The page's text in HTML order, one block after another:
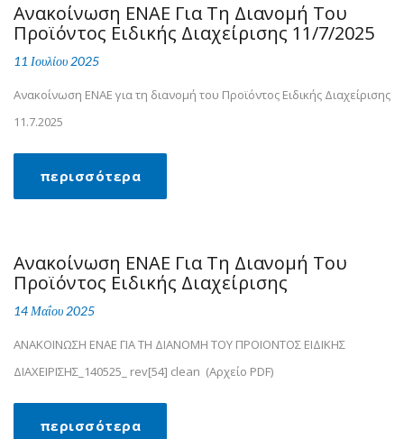
Ανακοίνωση ΕΝΑΕ Για Τη Διανομή Του
Προϊόντος Ειδικής Διαχείρισης 11/7/2025
11 Ιουλίου 2025
Ανακοίνωση ΕΝΑΕ για τη διανομή του Προϊόντος Ειδικής Διαχείρισης
11.7.2025
περισσότερα
Ανακοίνωση ΕΝΑΕ Για Τη Διανομή Του
Προϊόντος Ειδικής Διαχείρισης
14 Μαΐου 2025
ΑΝΑΚΟΙΝΩΣΗ ΕΝΑΕ ΓΙΑ ΤΗ ΔΙΑΝΟΜΗ ΤΟΥ ΠΡΟΙΟΝΤΟΣ ΕΙΔΙΚΗΣ
ΔΙΑΧΕΙΡΙΣΗΣ_140525_ rev[54] clean (Αρχείο PDF)
περισσότερα